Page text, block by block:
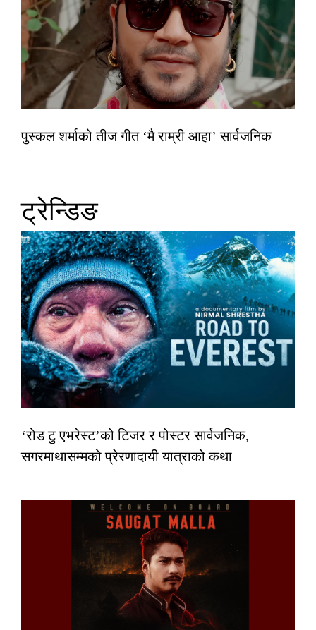
पुस्कल शर्माको तीज गीत ‘मै राम्री आहा’ सार्वजनिक
ट्रेन्डिङ
‘रोड टु एभरेस्ट’को टिजर र पोस्टर सार्वजनिक,
सगरमाथासम्मको प्रेरणादायी यात्राको कथा